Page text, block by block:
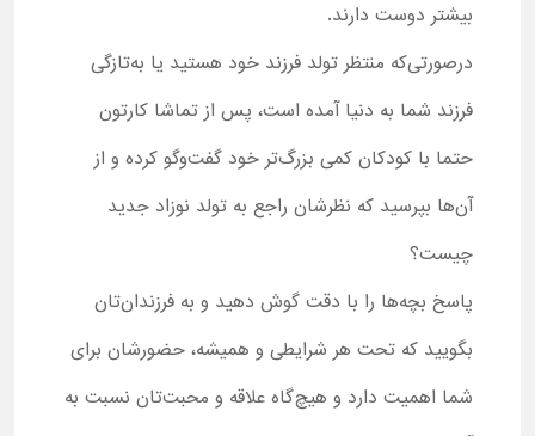
بیشتر دوست دارند.
درصورتی‌که منتظر تولد فرزند خود هستید یا به‌تازگی
فرزند شما به دنیا آمده است، پس از تماشا کارتون
حتما با کودکان کمی بزرگ‌تر خود گفت‌وگو کرده و از
آن‌ها بپرسید که نظرشان راجع به تولد نوزاد جدید
چیست؟
پاسخ بچه‌ها را با دقت گوش دهید و به فرزندان‌تان
بگویید که تحت هر شرایطی و همیشه، حضورشان برای
شما اهمیت دارد و هیچ‌گاه علاقه و محبت‌تان نسبت به